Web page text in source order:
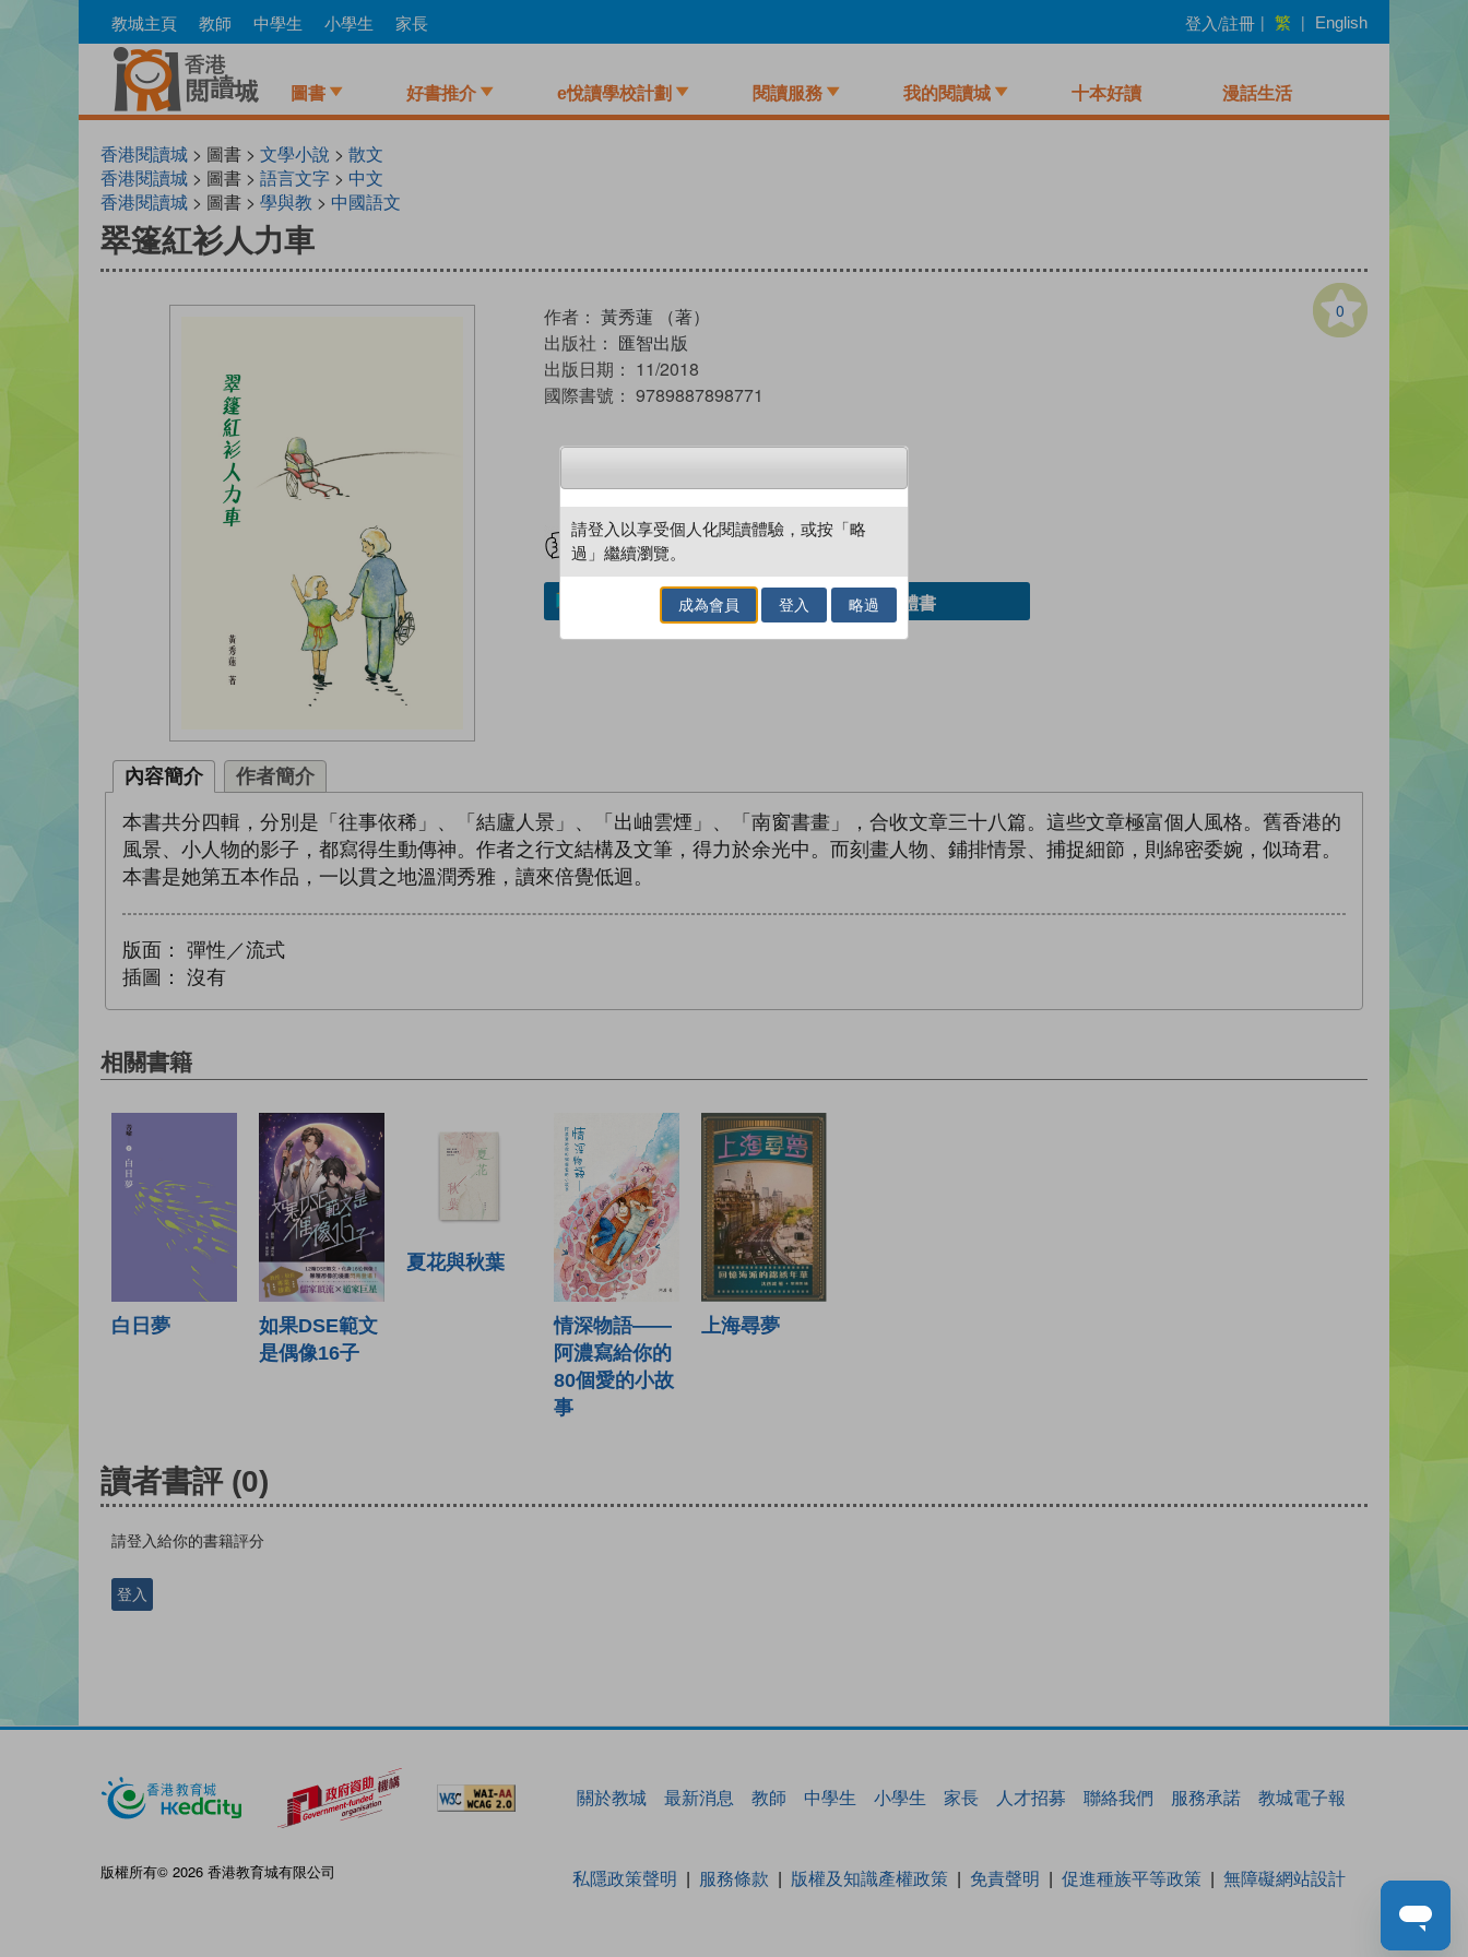
to
教城主頁 教師 中學生 小學生 家長 登入/註冊 | 繁 | English
圖書 好書推介 e悅讀學校計劃 閱讀服務 我的閱讀城 十本好讀 漫話生活
香港閱讀城 > 圖書 > 文學小說 > 散文
香港閱讀城 > 圖書 > 語言文字 > 中文
香港閱讀城 > 圖書 > 學與教 > 中國語文
翠篷紅衫人力車
0
作者： 黃秀蓮 （著）
出版社： 匯智出版
出版日期： 11/2018
國際書號： 9789887898771
試閲 加入閱讀紀錄
加入／閱讀電子書 借閱實體書
內容簡介 作者簡介
本書共分四輯，分別是「往事依稀」、「結廬人景」、「出岫雲煙」、「南窗書畫」，合收文章三十八篇。這些文章極富個人風格。舊香港的
風景、小人物的影子，都寫得生動傳神。作者之行文結構及文筆，得力於余光中。而刻畫人物、鋪排情景、捕捉細節，則綿密委婉，似琦君。
本書是她第五本作品，一以貫之地溫潤秀雅，讀來倍覺低迴。
版面：
彈性／流式
插圖：
沒有
相關書籍
白日夢
如果DSE範文
是偶像16子
夏花與秋葉
情深物語——
阿濃寫給你的
80個愛的小故
事
上海尋夢
讀者書評 (0)
請登入給你的書籍評分
登入
關於教城 最新消息 教師 中學生 小學生 家長 人才招募 聯絡我們 服務承諾 教城電子報
版權所有© 2026 香港教育城有限公司 私隱政策聲明 服務條款 版權及知識產權政策 免責聲明 促進種族平等政策 無障礙網站設計
請登入以享受個人化閱讀體驗，或按「略
過」繼續瀏覽。
成為會員 登入 略過